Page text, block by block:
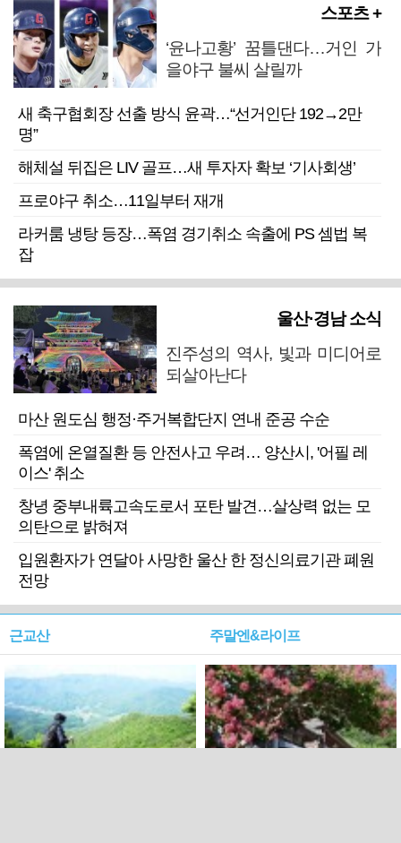
스포츠 +
‘윤나고황’ 꿈틀댄다…거인 가
을야구 불씨 살릴까
새 축구협회장 선출 방식 윤곽…“선거인단 192→2만
명”
해체설 뒤집은 LIV 골프…새 투자자 확보 ‘기사회생’
프로야구 취소…11일부터 재개
라커룸 냉탕 등장…폭염 경기취소 속출에 PS 셈법 복
잡
울산·경남 소식
진주성의 역사, 빛과 미디어로
되살아난다
마산 원도심 행정·주거복합단지 연내 준공 수순
폭염에 온열질환 등 안전사고 우려… 양산시, '어필 레
이스' 취소
창녕 중부내륙고속도로서 포탄 발견…살상력 없는 모
의탄으로 밝혀져
입원환자가 연달아 사망한 울산 한 정신의료기관 폐원
전망
근교산 주말엔&라이프